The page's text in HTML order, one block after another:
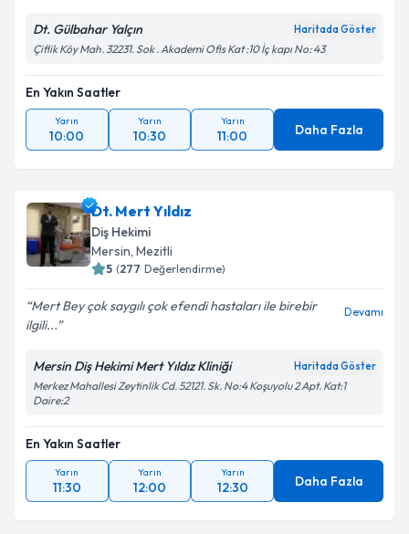
Dt. Gülbahar Yalçın Haritada Göster
Çiflik Köy Mah. 32231. Sok . Akademi Ofis Kat :10 İç kapı No: 43
En Yakın Saatler
Yarın
10:00
Yarın
10:30
Yarın
11:00 Daha Fazla
Dt. Mert Yıldız
Diş Hekimi
Mersin, Mezitli
5 (277 Değerlendirme)
Mert Bey çok saygılı çok efendi hastaları ile birebir
ilgili...
Devamı
Mersin Diş Hekimi Mert Yıldız Kliniği Haritada Göster
Merkez Mahallesi Zeytinlik Cd. 52121. Sk. No:4 Koşuyolu 2 Apt. Kat:1
Daire:2
En Yakın Saatler
Yarın
11:30
Yarın
12:00
Yarın
12:30 Daha Fazla